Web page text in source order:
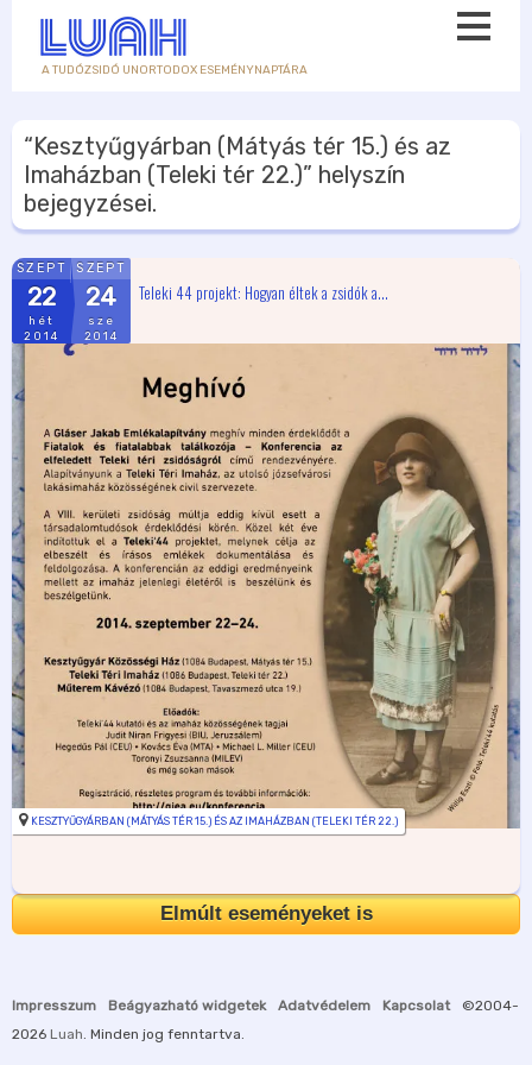
A TUDÓZSIDÓ UNORTODOX ESEMÉNYNAPTÁRA
“Kesztyűgyárban (Mátyás tér 15.) és az
Imaházban (Teleki tér 22.)” helyszín
bejegyzései.
SZEPT
22
hét
2014
SZEPT
24
sze
2014
Teleki 44 projekt: Hogyan éltek a zsidók a...
KESZTYŰGYÁRBAN (MÁTYÁS TÉR 15.) ÉS AZ IMAHÁZBAN (TELEKI TÉR 22.)
Elmúlt eseményeket is
Impresszum Beágyazható widgetek Adatvédelem Kapcsolat
©2004-
2026 Luah . Minden jog fenntartva.